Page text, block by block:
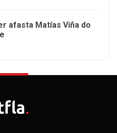
afasta Matías Viña do